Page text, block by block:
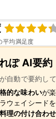
平均満足度
ぽ AI要約
自動で要約し
的な味わいが
ェイシード
理の付け合わ